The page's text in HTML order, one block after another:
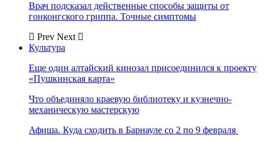
Врач подсказал действенные способы защиты от
гонконгского гриппа. Точные симптомы
Prev Next
Культура
Еще один алтайский кинозал присоединился к проекту
«Пушкинская карта»
Что объединяло краевую библиотеку и кузнечно-
механическую мастерскую
Афиша. Куда сходить в Барнауле со 2 по 9 февраля